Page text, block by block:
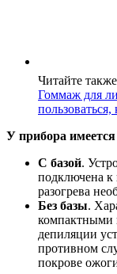
Читайте
Гоммаж для
пользоваться,
У прибора
С базой.
подключена к
разогрева
Без базы.
компактными
депиляции
противном
покрове